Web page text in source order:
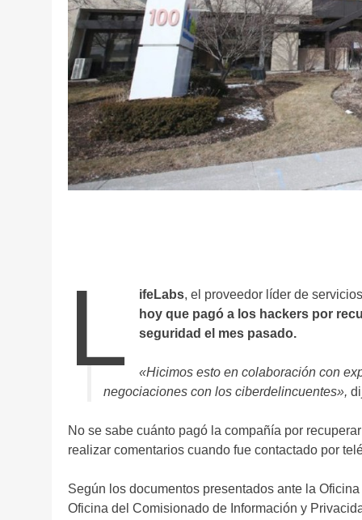
L ifeLabs, el proveedor líder de
hoy que pagó a los hackers por
seguridad el mes pasado.
«Hicimos esto en colaboración con
negociaciones con los ciberdelincuentes»,
No se sabe cuánto pagó la compañía por
realizar comentarios cuando fue contactado por
Según los documentos presentados ante la
Oficina del Comisionado de Información y